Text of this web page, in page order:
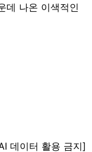
데 나온 이색적인
데이터 활용 금지]